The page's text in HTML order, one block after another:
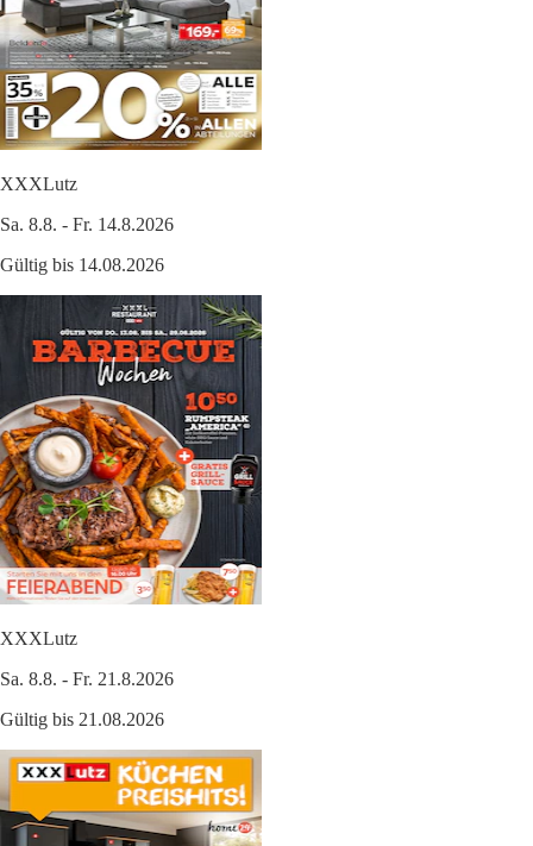
XXXLutz
Sa. 8.8. - Fr. 14.8.2026
Gültig bis 14.08.2026
XXXLutz
Sa. 8.8. - Fr. 21.8.2026
Gültig bis 21.08.2026